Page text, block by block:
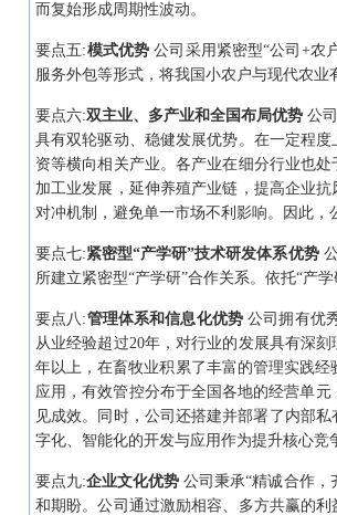
而复始形成周期性波动。
要点五:模式优势公司采用紧密型“公司+农
服务外包等形式，将我国小农户与现代农业
要点六:双主业、多产业和全国布局优势 公
具有双轮驱动、稳健发展优势。在一定程
资等横向相关产业。各产业在细分行业也
加工业发展，延伸养殖产业链，提高企业
对冲机制，避免单一市场不利影响。因此，
要点七:紧密型“产学研”技术研发体系优势
所建立紧密型“产学研”合作关系。依托“产
要点 八 :管理体系和信息化优势公司拥有优
从业经验超过20年，对行业的发展具有深
年以上，在畜牧业积累了丰富的管理实践
应用，有效管控分布于全国各地的经营单
见成效。同时，公司还搭建并部署了内部
字化、智能化的开发与应用作为提升核心竞
要点九:企业文化优势公司秉承“精诚合作，
和期盼。公司通过激励相容、多方共赢的